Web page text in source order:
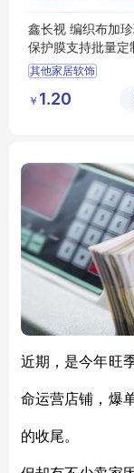
鑫长视 编织布加
保护膜支持批量定
充足
其他家居软饰
￥ 1.20
近期，是今年旺
命运营店铺，爆
的收尾。